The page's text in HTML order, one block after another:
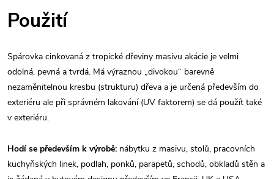
Použití
Spárovka cinkovaná z tropické dřeviny masivu akácie je velmi
odolná, pevná a tvrdá. Má výraznou „divokou“ barevně
nezaměnitelnou kresbu (strukturu) dřeva a je určená především do
exteriéru ale při správném lakování (UV faktorem) se dá použít také
v exteriéru.
Hodí se především k výrobě: nábytku z masivu, stolů, pracovních
kuchyňských linek, podlah, ponků, parapetů, schodů, obkladů stěn a